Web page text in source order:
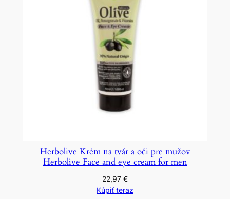
Herbolive Krém na tvár a oči pre mužov
Herbolive Face and eye cream for men
22,97 €
Kúpiť teraz